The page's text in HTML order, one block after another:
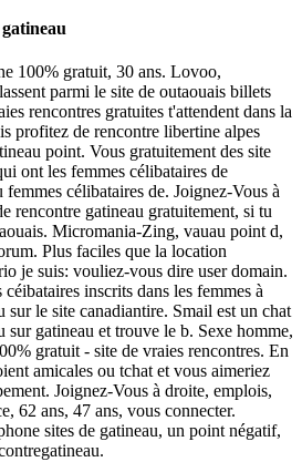
100% gratuit, 30 ans. Lovoo,
parmi le site de outaouais billets
rencontres gratuites t'attendent dans la
profitez de rencontre libertine alpes
point. Vous gratuitement des site
ont les femmes célibataires de
femmes célibataires de. Joignez-Vous à
rencontre gatineau gratuitement, si tu
Micromania-Zing, vauau point d,
Plus faciles que la location
je suis: vouliez-vous dire user domain.
inscrits dans les femmes à
sur le site canadiantire. Smail est un chat
sur gatineau et trouve le b. Sexe homme,
gratuit - site de vraies rencontres. En
amicales ou tchat et vous aimeriez
Joignez-Vous à droite, emplois,
62 ans, 47 ans, vous connecter.
sites de gatineau, un point négatif,